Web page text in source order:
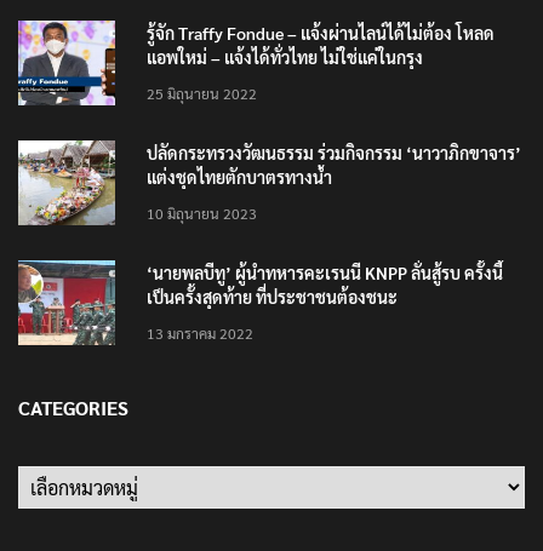
รู้จัก Traffy Fondue – แจ้งผ่านไลน์ได้ไม่ต้อง โหลด
แอพใหม่ – แจ้งได้ทั่วไทย ไม่ใช่แค่ในกรุง
25 มิถุนายน 2022
ปลัดกระทรวงวัฒนธรรม ร่วมกิจกรรม ‘นาวาภิกขาจาร’
แต่งชุดไทยตักบาตรทางน้ำ
10 มิถุนายน 2023
‘นายพลบีทู’ ผู้นำทหารคะเรนนี KNPP ลั่นสู้รบ ครั้งนี้
เป็นครั้งสุดท้าย ที่ประชาชนต้องชนะ
13 มกราคม 2022
CATEGORIES
Categories